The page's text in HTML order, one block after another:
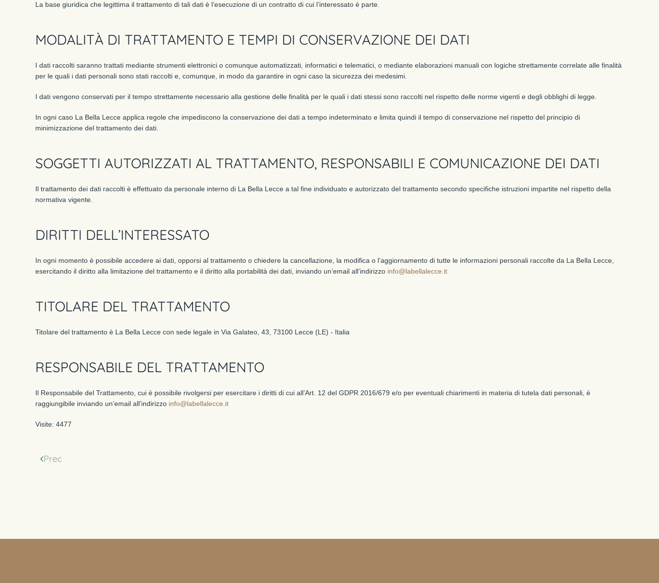
La base giuridica che legittima il trattamento di tali dati è l’esecuzione di un contratto di cui l’interessato è parte.
MODALITÀ DI TRATTAMENTO E TEMPI DI CONSERVAZIONE DEI DATI
I dati raccolti saranno trattati mediante strumenti elettronici o comunque automatizzati, informatici e telematici, o mediante elaborazioni manuali con logiche strettamente correlate alle finalità
per le quali i dati personali sono stati raccolti e, comunque, in modo da garantire in ogni caso la sicurezza dei medesimi.
I dati vengono conservati per il tempo strettamente necessario alla gestione delle finalità per le quali i dati stessi sono raccolti nel rispetto delle norme vigenti e degli obblighi di legge.
In ogni caso La Bella Lecce applica regole che impediscono la conservazione dei dati a tempo indeterminato e limita quindi il tempo di conservazione nel rispetto del principio di
minimizzazione del trattamento dei dati.
SOGGETTI AUTORIZZATI AL TRATTAMENTO, RESPONSABILI E COMUNICAZIONE DEI DATI
Il trattamento dei dati raccolti è effettuato da personale interno di La Bella Lecce a tal fine individuato e autorizzato del trattamento secondo specifiche istruzioni impartite nel rispetto della
normativa vigente.
DIRITTI DELL’INTERESSATO
In ogni momento è possibile accedere ai dati, opporsi al trattamento o chiedere la cancellazione, la modifica o l’aggiornamento di tutte le informazioni personali raccolte da La Bella Lecce,
esercitando il diritto alla limitazione del trattamento e il diritto alla portabilità dei dati, inviando un’email all’indirizzo info@labellalecce.it
TITOLARE DEL TRATTAMENTO
Titolare del trattamento è La Bella Lecce con sede legale in Via Galateo, 43, 73100 Lecce (LE) - Italia
RESPONSABILE DEL TRATTAMENTO
Il Responsabile del Trattamento, cui è possibile rivolgersi per esercitare i diritti di cui all’Art. 12 del GDPR 2016/679 e/o per eventuali chiarimenti in materia di tutela dati personali, è
raggiungibile inviando un’email all’indirizzo info@labellalecce.it
Visite: 4477
Prec